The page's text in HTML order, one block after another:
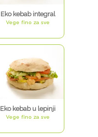
Eko kebab integral
Vege fino za sve
Eko kebab u lepinji
Vege fino za sve